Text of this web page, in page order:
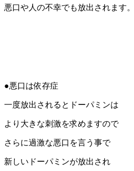
悪口や人の不幸でも放出されます。
●悪口は依存症
一度放出されるとドーパミンは
より大きな刺激を求めますので
さらに過激な悪口を言う事で
新しいドーパミンが放出され